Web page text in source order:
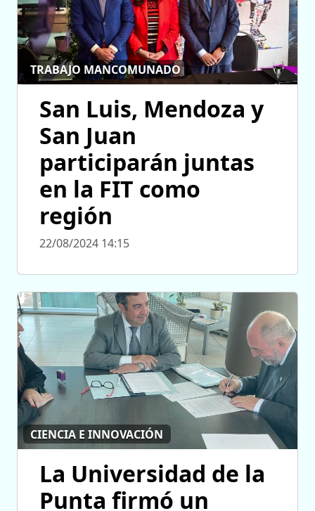
TRABAJO MANCOMUNADO
San Luis, Mendoza y
San Juan
participarán juntas
en la FIT como
región
22/08/2024 14:15
CIENCIA E INNOVACIÓN
La Universidad de la
Punta firmó un